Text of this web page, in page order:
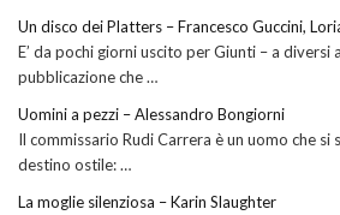
Un disco dei Platters – Francesco Guccini,
E’ da pochi giorni uscito per Giunti – a diversi
pubblicazione che …
Uomini a pezzi – Alessandro Bongiorni
Il commissario Rudi Carrera è un uomo che si
destino ostile: …
La moglie silenziosa – Karin Slaughter